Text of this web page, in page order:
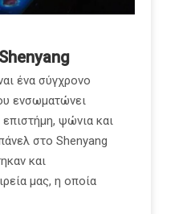
ένα σύγχρονο
ενσωματώνει
ψώνια και
στο Shenyang
και
μας, η οποία